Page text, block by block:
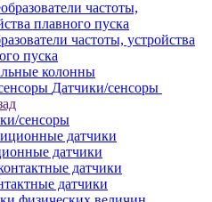
частоты, устройства
пуска
колонны
Датчики/сенсоры
сенсоры
датчики
датчики